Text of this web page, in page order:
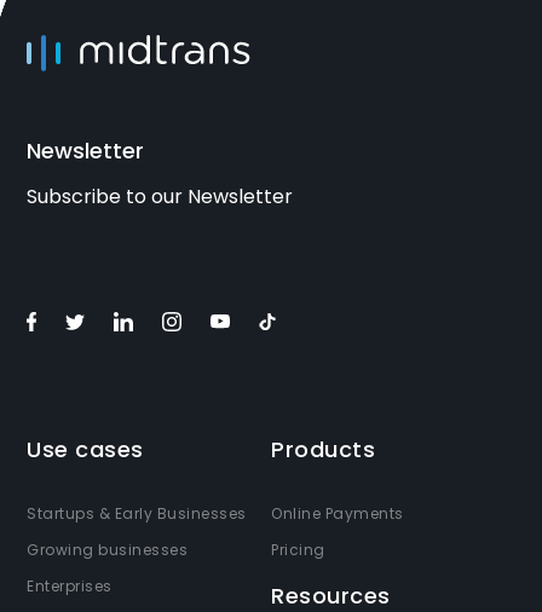
Newsletter
Subscribe to our Newsletter
Use cases
Startups & Early Businesses
Growing businesses
Enterprises
Products
Online Payments
Pricing
Resources